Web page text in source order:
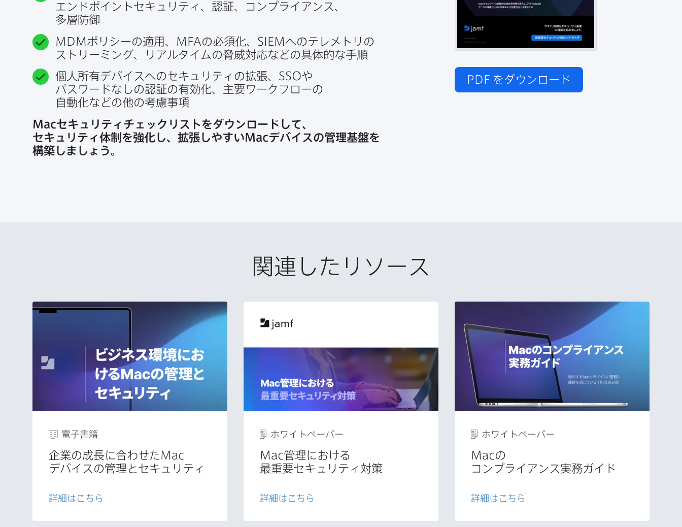
PDF をダウンロード
エンドポイントセキュリティ、​認証、​コンプライアンス、​
多層防御
MDMポリシーの​適用、 MFAの​必須化、 SIEMへの​テレメトリの​
ストリーミング、​リアルタイムの​脅威対応などの​具体的な​手順
個人所有デバイスへの​セキュリティの​拡張、 SSOや​
パスワードなしの​認証の​有効化、​主要ワークフローの​
自動化などの​他の​考慮事項
Macセキュリティチェックリストを​ダウンロードして、​
セキュリティ体制を​強化し、​拡張しやすいMacデバイスの​管理基盤を​
構築しましょう。
関連したリソース
電子書籍
企業の​成長に​合わせたMac
デバイスの​管理と​セキュリティ
詳細は​こちら
ホワイトペーパー
Mac管理に​おける​
最重要セキュリティ対策
詳細は​こちら
ホワイトペーパー
Macの​
コンプライアンス実務ガイド
詳細は​こちら